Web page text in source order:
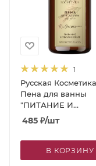
1
Русская Косметика
Пена для ванны
"ПИТАНИЕ И
УВЛАЖНЕНИЕ",
485 ₽/шт
В КОРЗИНУ